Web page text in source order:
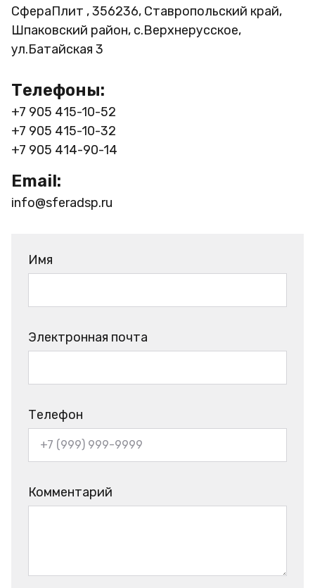
СфераПлит , 356236, Ставропольский край,
Шпаковский район, с.Верхнерусское,
ул.Батайская 3
Телефоны:
+7 905 415-10-52
+7 905 415-10-32
+7 905 414-90-14
Email:
info@sferadsp.ru
Имя
Электронная почта
Телефон
Комментарий